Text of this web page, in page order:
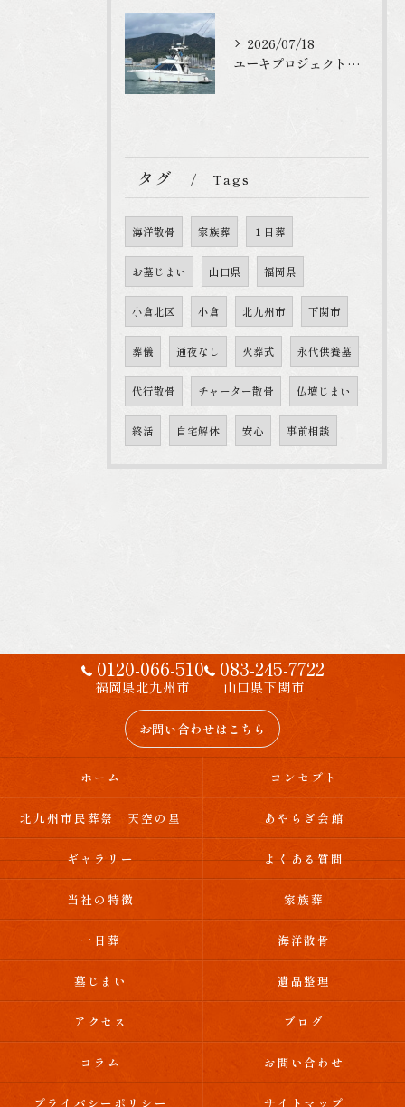
2026/07/18
ユーキプロジェクトは適法に海洋散骨を行っています
タグ Tags
海洋散骨 家族葬 １日葬
お墓じまい 山口県 福岡県
小倉北区 小倉 北九州市 下関市
葬儀 通夜なし 火葬式 永代供養墓
代行散骨 チャーター散骨 仏壇じまい
終活 自宅解体 安心 事前相談
0120-066-510
福岡県北九州市
083-245-7722
山口県下関市
お問い合わせはこちら
ホーム コンセプト
北九州市民葬祭 天空の星 あやらぎ会館
ギャラリー よくある質問
当社の特徴 家族葬
一日葬 海洋散骨
墓じまい 遺品整理
アクセス ブログ
コラム お問い合わせ
プライバシーポリシー サイトマップ